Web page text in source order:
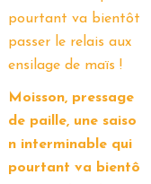
Moisson, pressage
de paille, une saiso
n interminable qui
pourtant va bientô